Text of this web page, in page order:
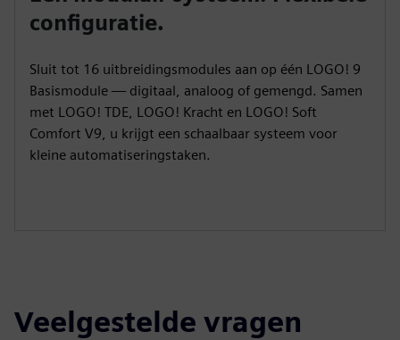
configuratie.
Sluit tot 16 uitbreidingsmodules aan op één LOGO! 9
Basismodule — digitaal, analoog of gemengd. Samen
met LOGO! TDE, LOGO! Kracht en LOGO! Soft
Comfort V9, u krijgt een schaalbaar systeem voor
kleine automatiseringstaken.
Veelgestelde vragen